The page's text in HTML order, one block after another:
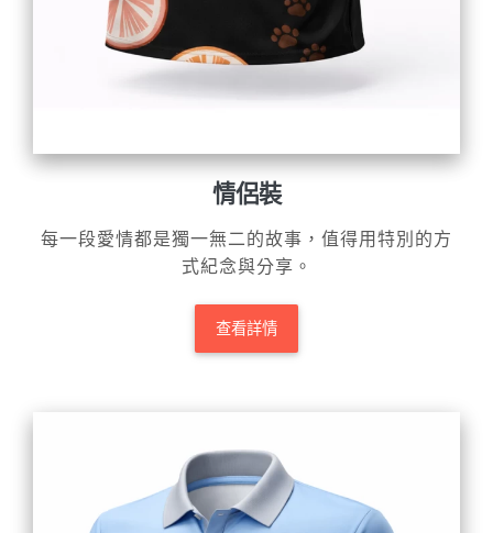
情侶裝
每一段愛情都是獨一無二的故事，值得用特別的方
式紀念與分享。
查看詳情